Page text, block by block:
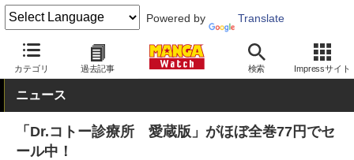
Powered by Translate
カテゴリ 過去記事 検索 Impressサイト
MANGA Watch セール
ニュース
「Dr.コトー診療所 愛蔵版」がほぼ全巻77円でセ
ール中！